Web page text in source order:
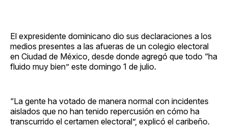
El expresidente dominicano dio sus declaraciones a los
medios presentes a las afueras de un colegio electoral
en Ciudad de México, desde donde agregó que todo “ha
fluido muy bien” este domingo 1 de julio.
“La gente ha votado de manera normal con incidentes
aislados que no han tenido repercusión en cómo ha
transcurrido el certamen electoral”, explicó el caribeño.